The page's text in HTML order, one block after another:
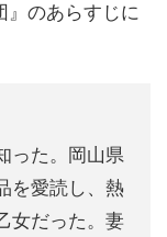
』のあらすじに
った。岡山県
を愛読し、熱
女だった。妻